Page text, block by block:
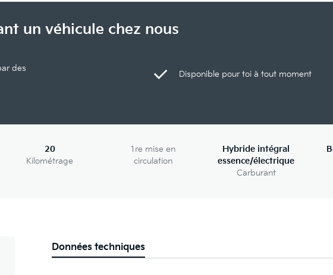
un véhicule chez nous
des
Disponible pour toi à tout moment
20
Kilométrage
1re mise en
circulation
Hybride intégral
essence/électrique
Carburant
Données techniques